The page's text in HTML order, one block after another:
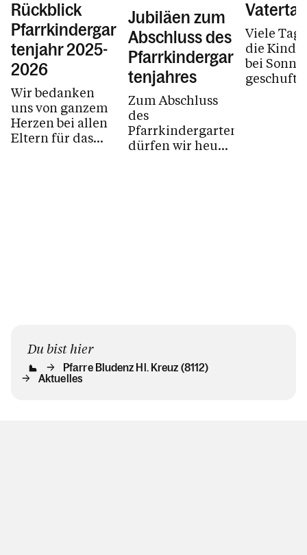
Rückblick
Pfarrkindergar
tenjahr 2025-
2026
Wir bedanken
uns von ganzem
Herzen bei allen
Eltern für das
Jubiläen zum
Abschluss des
Pfarrkindergar
tenjahres
Zum Abschluss
des
Pfarrkindergartenjahres
dürfen wir heuer
Vatertag
Viele
die
bei
Du bist hier
Pfarre Bludenz Hl. Kreuz (8112)
Aktuelles